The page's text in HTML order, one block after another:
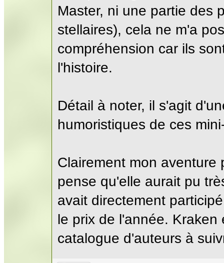
Master, ni une partie des
stellaires), cela ne m'a
compréhension car ils
l'histoire.
Détail à noter, il s'agit
humoristiques de ces
Clairement mon aventure
pense qu'elle aurait pu
avait directement
le prix de l'année.
catalogue d'auteurs à